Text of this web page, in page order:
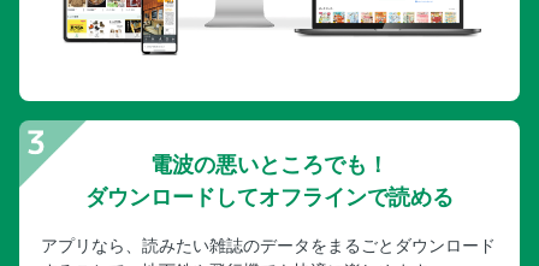
電波の悪いところでも！
ダウンロードしてオフラインで読める
アプリなら、読みたい雑誌のデータをまるごとダウンロード